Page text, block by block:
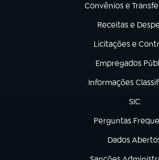
Convênios e
(abre em nova aba)
Receitas e
(abre em nova
Licitações e
(abre em nova
Empregados
(abre em nova
Informações
(abre em nova aba)
SIC
(abre
Perguntas
(abre em nova
Dados
(abre em nova